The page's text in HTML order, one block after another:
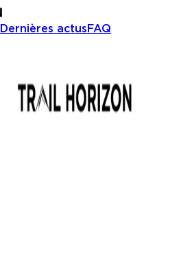
Dernières actusFAQ